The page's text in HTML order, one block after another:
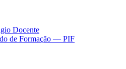
Docente
de Formação — PIF